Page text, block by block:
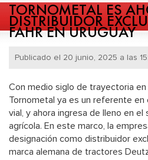
TORNOMETAL ES
DISTRIBUIDOR
FAHR EN URUGUAY
Publicado el 20 junio, 2025 a las
Con medio siglo de trayectoria
Tornometal ya es un referente en
vial, y ahora ingresa de lleno en
agrícola. En este marco, la
designación como distribuidor
marca alemana de tractores